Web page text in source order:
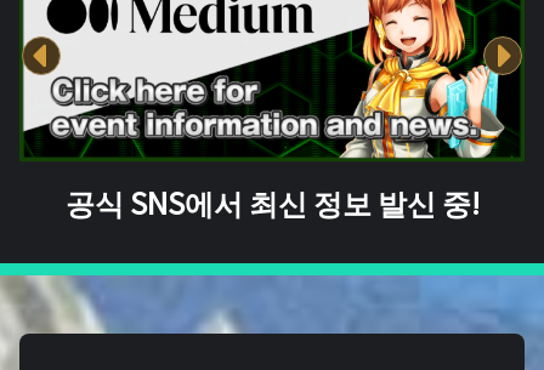
공식 SNS에서 최신 정보 발신 중!